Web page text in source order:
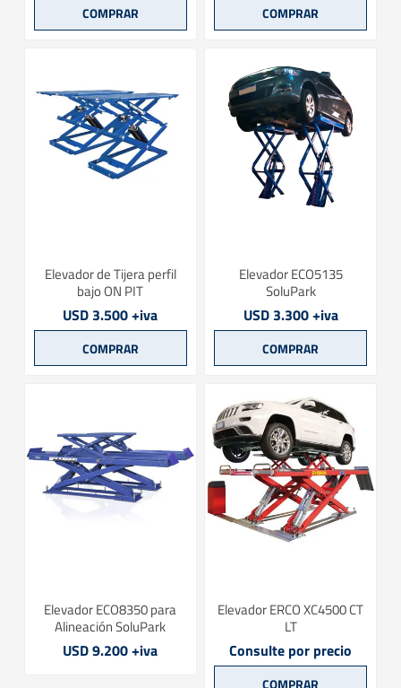
Elevador de Tijera perfil
bajo ON PIT
USD 3.500 +iva
Elevador ECO5135
SoluPark
USD 3.300 +iva
Elevador ECO8350 para
Alineación SoluPark
USD 9.200 +iva
Elevador ERCO XC4500 CT
LT
Consulte por precio